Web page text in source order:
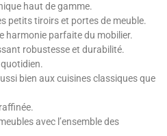
haut de gamme.
petits tiroirs et portes de meuble.
harmonie parfaite du mobilier.
robustesse et durabilité.
bien aux cuisines classiques que
avec l’ensemble des